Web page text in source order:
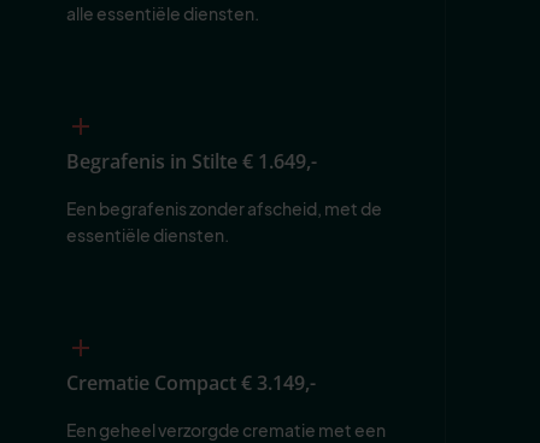
alle essentiële diensten.
Begrafenis in Stilte€ 1.649,-
Een begrafenis zonder afscheid, met de
essentiële diensten.
Crematie Compact€ 3.149,-
Een geheel verzorgde crematie met een